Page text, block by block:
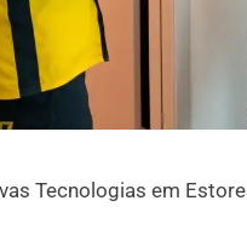
Tecnologias em